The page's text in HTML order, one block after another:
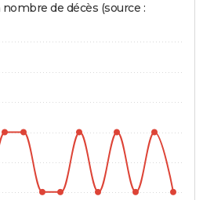
de décès (source :